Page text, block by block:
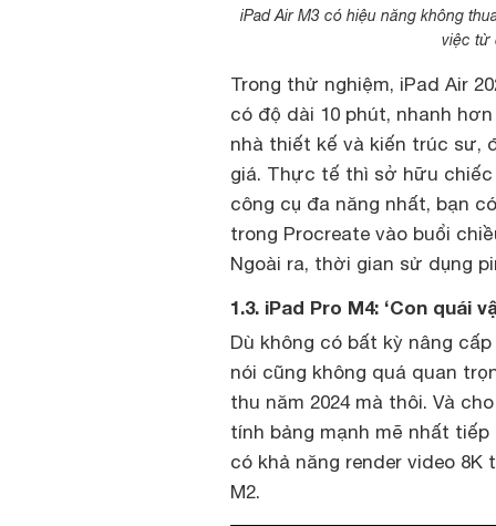
iPad Air M3 có hiệu năng không
việc từ
Trong thử nghiệm, iPad Air
có độ dài 10 phút, nhanh
nhà thiết kế và kiến trúc sư,
giá. Thực tế thì sở hữu
công cụ đa năng nhất, bạn
trong Procreate vào buổi
Ngoài ra, thời gian sử dụng
1.3. iPad Pro M4: ‘Con
Dù không có bất kỳ nâng
nói cũng không quá quan
thu năm 2024 mà thôi. Và
tính bảng mạnh mẽ nhất tiếp
có khả năng render video
M2.